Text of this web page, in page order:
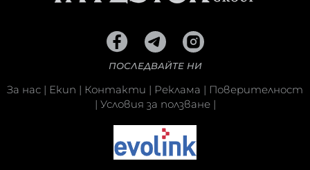
ПОСЛЕДВАЙТЕ НИ
За нас | Екип | Контакти | Реклама | Поверителност
| Условия за ползване|